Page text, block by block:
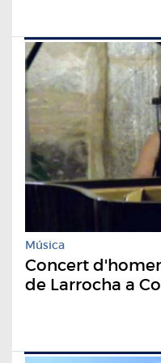
Música
Concert
de Larrocha a